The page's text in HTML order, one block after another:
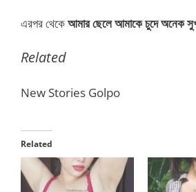
এরপর থেকেআমার ছেলে আমাকে চুদে অনেক
Related
New Stories Golpo
Related